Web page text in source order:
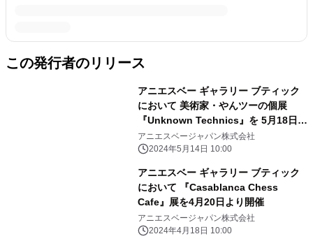
この発行者のリリース
アニエスベー ギャラリー ブティック
において 美術家・やんツーの個展
『Unknown Technics』を 5月18日
(土)から6月16日(日)まで開催
アニエスベージャパン株式会社
2024年5月14日 10:00
アニエスベー ギャラリー ブティック
において 『Casablanca Chess
Cafe』展を4月20日より開催
アニエスベージャパン株式会社
2024年4月18日 10:00